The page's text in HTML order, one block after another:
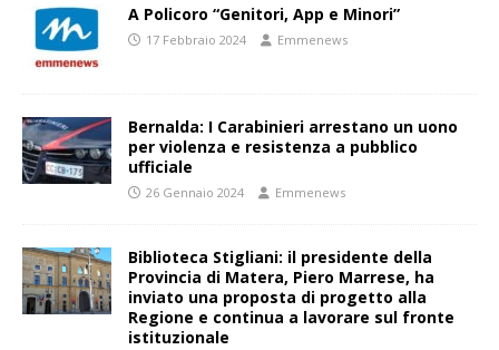
A Policoro “Genitori, App e Minori”
17 Febbraio 2024 Emmenews
Bernalda: I Carabinieri arrestano un uono
per violenza e resistenza a pubblico
ufficiale
26 Gennaio 2024 Emmenews
Biblioteca Stigliani: il presidente della
Provincia di Matera, Piero Marrese, ha
inviato una proposta di progetto alla
Regione e continua a lavorare sul fronte
istituzionale